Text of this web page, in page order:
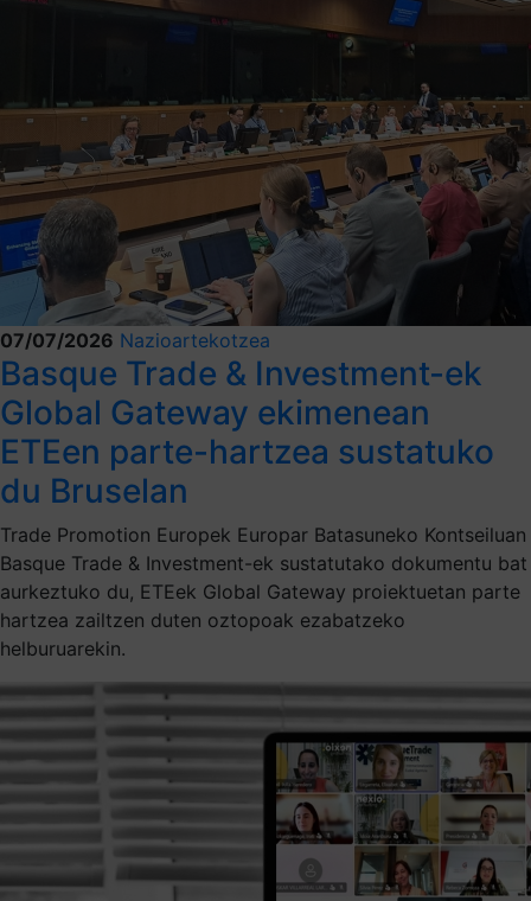
07/07/2026 Nazioartekotzea
Basque Trade & Investment-ek
Global Gateway ekimenean
ETEen parte-hartzea sustatuko
du Bruselan
Trade Promotion Europek Europar Batasuneko Kontseiluan
Basque Trade & Investment-ek sustatutako dokumentu bat
aurkeztuko du, ETEek Global Gateway proiektuetan parte
hartzea zailtzen duten oztopoak ezabatzeko
helburuarekin.